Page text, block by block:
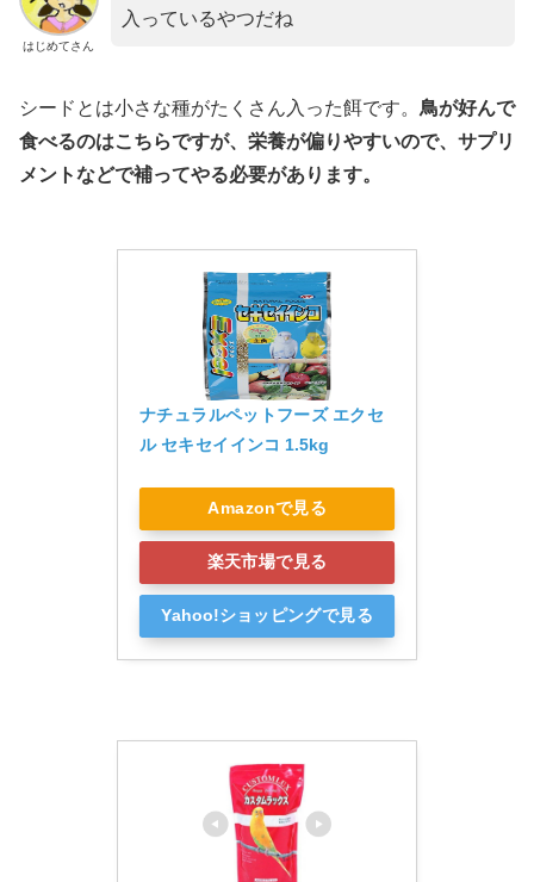
はじめてさん
入っているやつだね
シードとは小さな種がたくさん入った餌です。 鳥が好んで
食べるのはこちらですが、栄養が偏りやすいので、サプリ
メントなどで補ってやる必要があります。
ナチュラルペットフーズ エクセ
ル セキセイインコ 1.5kg
Amazonで見る
楽天市場で見る
Yahoo!ショッピングで見る